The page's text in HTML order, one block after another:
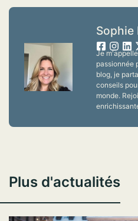
Sophie
Je
passionnée
blog, je
conseils
monde.
Plus d'actualités